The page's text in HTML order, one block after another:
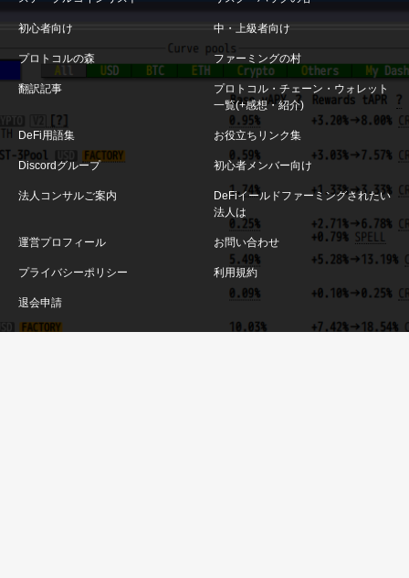
初心者向け 中・上級者向け
プロトコルの森 ファーミングの村
翻訳記事
プロトコル・チェーン・ウォレット
一覧(+感想・紹介)
DeFi用語集 お役立ちリンク集
Discordグループ 初心者メンバー向け
法人コンサルご案内
DeFiイールドファーミングされたい
法人は
運営プロフィール お問い合わせ
プライバシーポリシー 利用規約
退会申請